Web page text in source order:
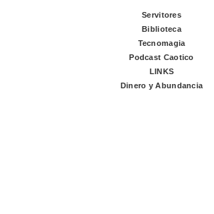
Servitores
Biblioteca
Tecnomagia
Podcast Caotico
LINKS
Dinero y Abundancia